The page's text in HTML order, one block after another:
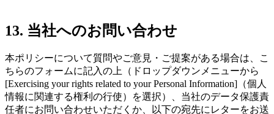
13. 当社へのお問い合わせ
本ポリシーについて質問やご意見・ご提案がある場合は、こ
ちらのフォームに記入の上（ドロップダウンメニューから
[Exercising your rights related to your Personal Information]（個人
情報に関連する権利の行使）を選択）、当社のデータ保護責
任者にお問い合わせいただくか、以下の宛先にレターをお送